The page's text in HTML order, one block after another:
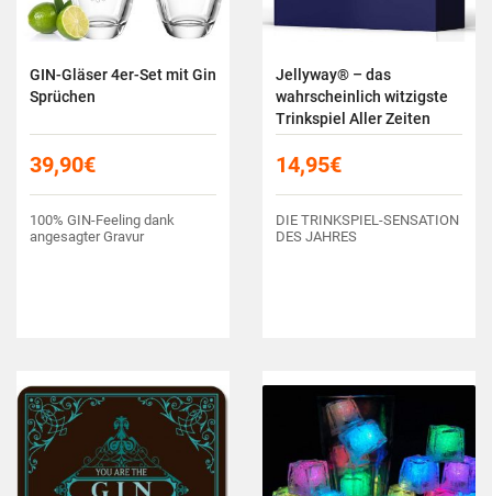
GIN-Gläser 4er-Set mit Gin
Sprüchen
39,90€
100% GIN-Feeling dank
angesagter Gravur
Jellyway® – das
wahrscheinlich witzigste
Trinkspiel Aller Zeiten
14,95€
DIE TRINKSPIEL-SENSATION
DES JAHRES